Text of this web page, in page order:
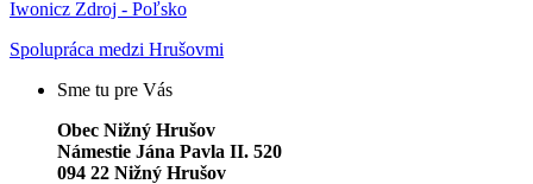
Iwonicz Zdroj - Poľsko
Spolupráca medzi Hrušovmi
Sme tu pre Vás
Obec Nižný Hrušov
Námestie Jána Pavla II. 520
094 22 Nižný Hrušov